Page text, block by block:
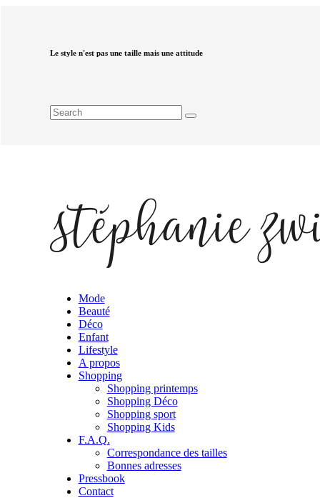
Le style n'est pas une taille mais une attitude
Mode
Beauté
Déco
Enfant
Lifestyle
A propos
Shopping
Shopping printemps
Shopping Déco
Shopping sport
Shopping Kids
F.A.Q.
Correspondance des tailles
Bonnes adresses
Pressbook
Contact